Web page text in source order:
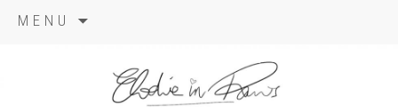
MENU